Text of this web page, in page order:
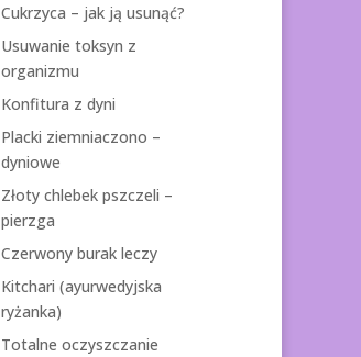
Cukrzyca – jak ją usunąć?
Usuwanie toksyn z
organizmu
Konfitura z dyni
Placki ziemniaczono –
dyniowe
Złoty chlebek pszczeli –
pierzga
Czerwony burak leczy
Kitchari (ayurwedyjska
ryżanka)
Totalne oczyszczanie